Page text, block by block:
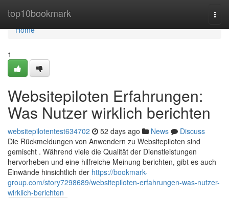
top10bookmark
Home
Home
1
Websitepiloten Erfahrungen:
Was Nutzer wirklich berichten
websitepilotentest634702 52 days ago News
Discuss
Die Rückmeldungen von Anwendern zu Websitepiloten sind
gemischt . Während viele die Qualität der Dienstleistungen
hervorheben und eine hilfreiche Meinung berichten, gibt es auch
Einwände hinsichtlich der https://bookmark-
group.com/story7298689/websitepiloten-erfahrungen-was-nutzer-
wirklich-berichten